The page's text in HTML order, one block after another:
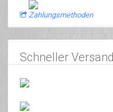
Zahlungsmethoden
Schneller Versand